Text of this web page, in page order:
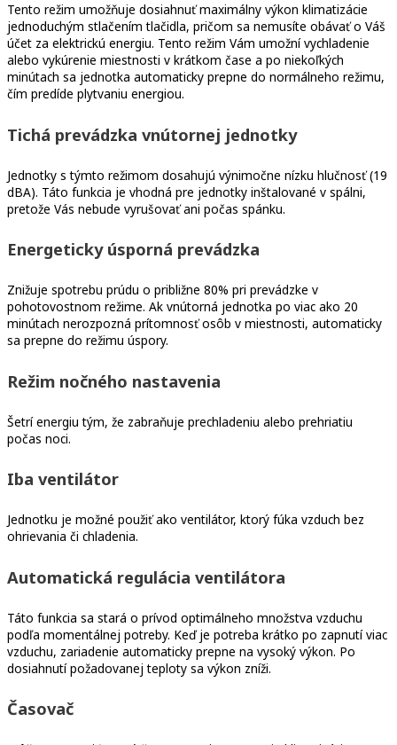
Tento režim umožňuje dosiahnuť maximálny výkon klimatizácie
jednoduchým stlačením tlačidla, pričom sa nemusíte obávať o Váš
účet za elektrickú energiu. Tento režim Vám umožní vychladenie
alebo vykúrenie miestnosti v krátkom čase a po niekoľkých
minútach sa jednotka automaticky prepne do normálneho režimu,
čím predíde plytvaniu energiou.
Tichá prevádzka vnútornej jednotky
Jednotky s týmto režimom dosahujú výnimočne nízku hlučnosť (19
dBA). Táto funkcia je vhodná pre jednotky inštalované v spálni,
pretože Vás nebude vyrušovať ani počas spánku.
Energeticky úsporná prevádzka
Znižuje spotrebu prúdu o približne 80% pri prevádzke v
pohotovostnom režime. Ak vnútorná jednotka po viac ako 20
minútach nerozpozná prítomnosť osôb v miestnosti, automaticky
sa prepne do režimu úspory.
Režim nočného nastavenia
Šetrí energiu tým, že zabraňuje prechladeniu alebo prehriatiu
počas noci.
Iba ventilátor
Jednotku je možné použiť ako ventilátor, ktorý fúka vzduch bez
ohrievania či chladenia.
Automatická regulácia ventilátora
Táto funkcia sa stará o prívod optimálneho množstva vzduchu
podľa momentálnej potreby. Keď je potreba krátko po zapnutí viac
vzduchu, zariadenie automaticky prepne na vysoký výkon. Po
dosiahnutí požadovanej teploty sa výkon zníži.
Časovač